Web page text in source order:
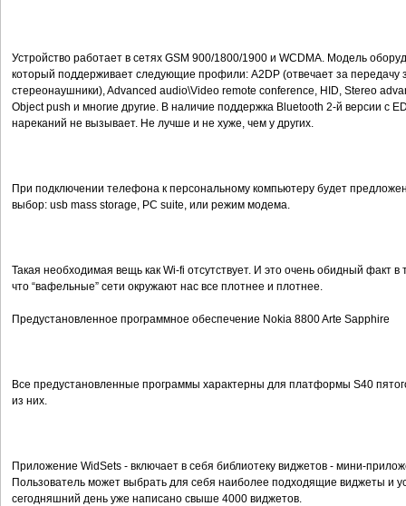
Устройство работает в сетях GSM 900/1800/1900 и WCDMA. Модель
который поддерживает следующие профили: A2DP (отвечает за передачу
стереонаушники), Advanced audio\Video remote conference, HID, Stereo
Object push и многие другие. В наличие поддержка Bluetooth 2-й версии с
нареканий не вызывает. Не лучше и не хуже, чем у других.
При подключении телефона к персональному компьютеру будет
выбор: usb mass storage, PC suite, или режим модема.
Такая необходимая вещь как Wi-fi отсутствует. И это очень обидный факт
что “вафельные” сети окружают нас все плотнее и плотнее.
Предустановленное программное обеспечение Nokia 8800 Arte Sapphire
Все предустановленные программы характерны для платформы S40
из них.
Приложение WidSets - включает в себя библиотеку виджетов - мини-
Пользователь может выбрать для себя наиболее подходящие виджеты и
сегодняшний день уже написано свыше 4000 виджетов.